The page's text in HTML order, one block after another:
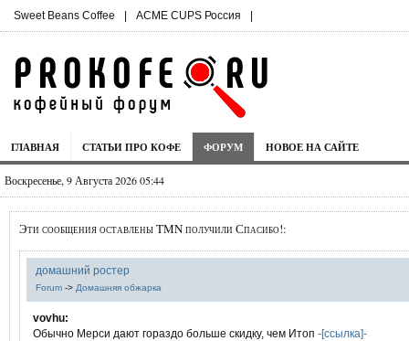
Sweet Beans Coffee | ACME CUPS Россия |
ГЛАВНАЯ СТАТЬИ ПРО КОФЕ ФОРУМ НОВОЕ НА САЙТЕ
Воскресенье, 9 Августа 2026 05:44
Эти сообщения оставлены TMN получили Спасибо!:
домашний ростер
Forum -> Домашняя обжарка
vovhu:
Обычно Мерси дают гораздо больше скидку, чем Итоп -[ссылка]-